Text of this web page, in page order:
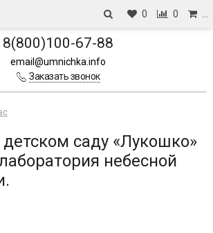
0 0
8(800)100-67-88
email@umnichka.info
Заказать звонок
саду «Лукошко»
небесной